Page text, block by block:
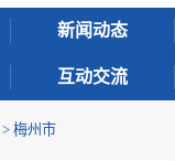
新闻动态
互动交流
> 梅州市